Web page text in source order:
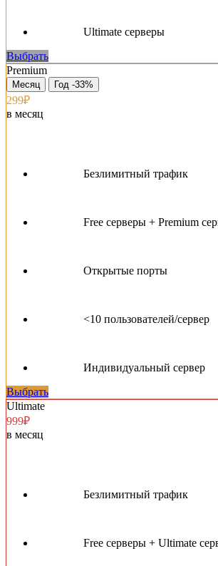
Ultimate серверы
Выбрать
Premium
Месяц Год -33%
299₽
в месяц
Безлимитный трафик
Free серверы + Premium
Открытые порты
<10 пользователей/сервер
Индивидуальный сервер
Выбрать
Ultimate
999₽
в месяц
Безлимитный трафик
Free серверы + Ultimate